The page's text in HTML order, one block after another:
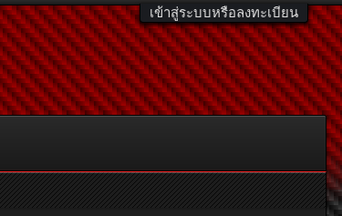
เข้าสู่ระบบหรือลงทะเบียน